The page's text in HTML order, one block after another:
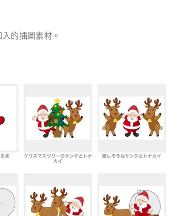
的插圖素材。